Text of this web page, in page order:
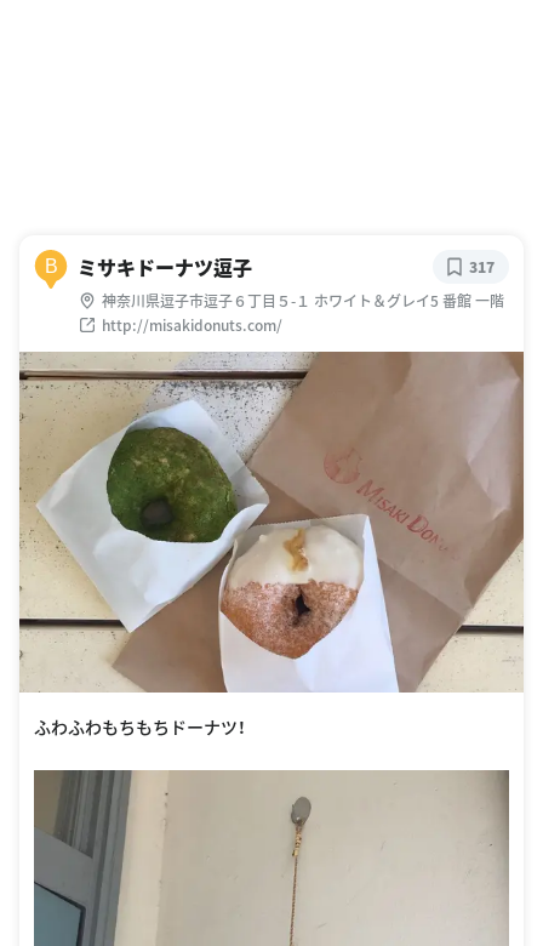
B ミサキドーナツ逗子
神奈川県逗子市逗子６丁目５-１ ホワイト＆グレイ5 番館 一階
http://misakidonuts.com/
317
ふわふわもちもちドーナツ！